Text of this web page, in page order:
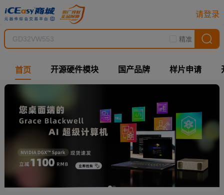
请登录
精准
首页 开源硬件模块 国产品牌 样片申请